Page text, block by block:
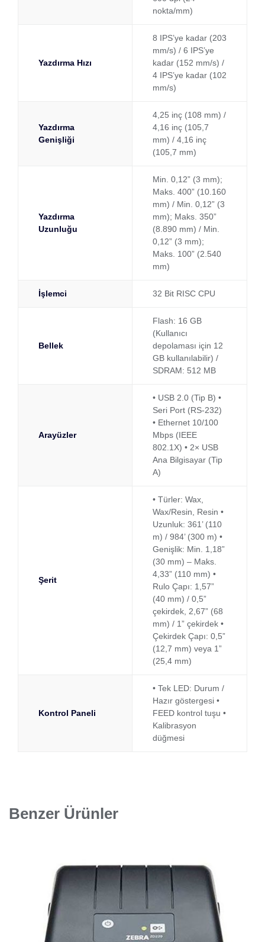
nokta/mm)
Yazdırma Hızı
8 IPS’ye kadar (203
mm/s) / 6 IPS’ye
kadar (152 mm/s) /
4 IPS’ye kadar (102
mm/s)
Yazdırma
Genişliği
4,25 inç (108 mm) /
4,16 inç (105,7
mm) / 4,16 inç
(105,7 mm)
Yazdırma
Uzunluğu
Min. 0,12” (3 mm);
Maks. 400” (10.160
mm) / Min. 0,12” (3
mm); Maks. 350”
(8.890 mm) / Min.
0,12” (3 mm);
Maks. 100” (2.540
mm)
İşlemci 32 Bit RISC CPU
Bellek
Flash: 16 GB
(Kullanıcı
depolaması için 12
GB kullanılabilir) /
SDRAM: 512 MB
Arayüzler
• USB 2.0 (Tip B) •
Seri Port (RS-232)
• Ethernet 10/100
Mbps (IEEE
802.1X) • 2× USB
Ana Bilgisayar (Tip
A)
Şerit
• Türler: Wax,
Wax/Resin, Resin •
Uzunluk: 361’ (110
m) / 984’ (300 m) •
Genişlik: Min. 1,18”
(30 mm) – Maks.
4,33” (110 mm) •
Rulo Çapı: 1,57”
(40 mm) / 0,5”
çekirdek, 2,67” (68
mm) / 1” çekirdek •
Çekirdek Çapı: 0,5”
(12,7 mm) veya 1”
(25,4 mm)
Kontrol Paneli
• Tek LED: Durum /
Hazır göstergesi •
FEED kontrol tuşu •
Kalibrasyon
düğmesi
Benzer Ürünler